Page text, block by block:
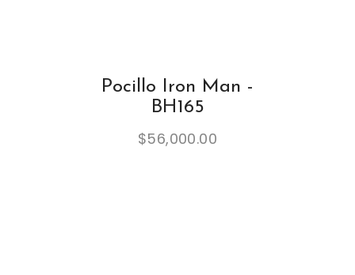
Pocillo Iron Man -
BH165
$56,000.00